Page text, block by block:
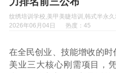
纹绣培训学校,美甲美睫培训,韩式半永
2026年06月04日
热度：45
在全民创业、技能增收的
美业三大核心刚需项目，